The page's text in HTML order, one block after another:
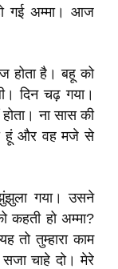
गई अम्मा। आज
होता है। बहू को
दिन चढ़ गया।
होता। ना सास की
हूं और वह मजे से
गया। उसने
हो अम्मा?
तो तुम्हारा काम
चाहे दो। मेरे